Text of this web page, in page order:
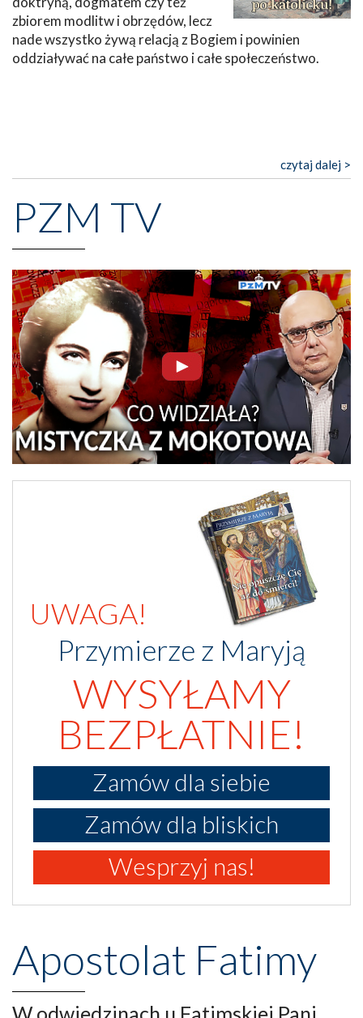
zbiorem modlitw i obrzędów, lecz
nade wszystko żywą relacją z Bogiem i powinien
oddziaływać na całe państwo i całe społeczeństwo.
czytaj dalej >
PZM TV
UWAGA!
Przymierze z Maryją
WYSYŁAMY
BEZPŁATNIE!
Zamów dla siebie
Zamów dla bliskich
Wesprzyj nas!
Apostolat Fatimy
W odwiedzinach u Fatimskiej Pani